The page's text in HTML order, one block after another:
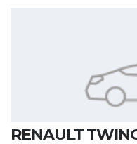
RENAULT